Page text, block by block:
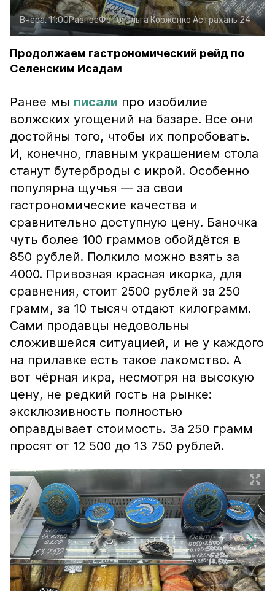
Вчера, 11:00РазноеФото:Ольга Корженко Астрахань 24
Продолжаем гастрономический рейд по
Селенским Исадам
Ранее мы писали про изобилие
волжских угощений на базаре. Все они
достойны того, чтобы их попробовать.
И, конечно, главным украшением стола
станут бутерброды с икрой. Особенно
популярна щучья — за свои
гастрономические качества и
сравнительно доступную цену. Баночка
чуть более 100 граммов обойдётся в
850 рублей. Полкило можно взять за
4000. Привозная красная икорка, для
сравнения, стоит 2500 рублей за 250
грамм, за 10 тысяч отдают килограмм.
Сами продавцы недовольны
сложившейся ситуацией, и не у каждого
на прилавке есть такое лакомство. А
вот чёрная икра, несмотря на высокую
цену, не редкий гость на рынке:
эксклюзивность полностью
оправдывает стоимость. За 250 грамм
просят от 12 500 до 13 750 рублей.